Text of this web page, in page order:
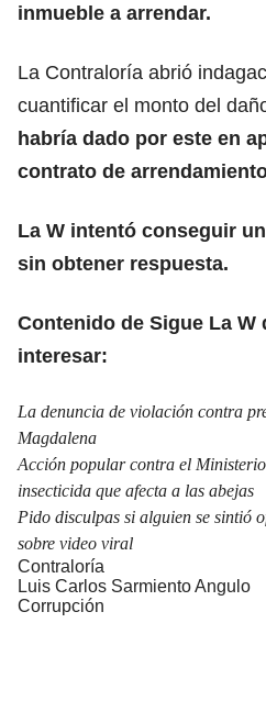
inmueble a arrendar.
La Contraloría abrió
cuantificar el monto del
habría dado por este en
contrato de
La W intentó conseguir
sin obtener respuesta.
Contenido de Sigue La W
interesar:
La denuncia de violación contra
Magdalena
Acción popular contra el
insecticida que afecta a las abejas
Pido disculpas si alguien se sintió
sobre video viral
Contraloría
Luis Carlos Sarmiento Angulo
Corrupción